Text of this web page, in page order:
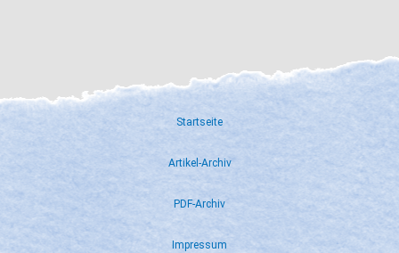
Startseite
Artikel-Archiv
PDF-Archiv
Impressum